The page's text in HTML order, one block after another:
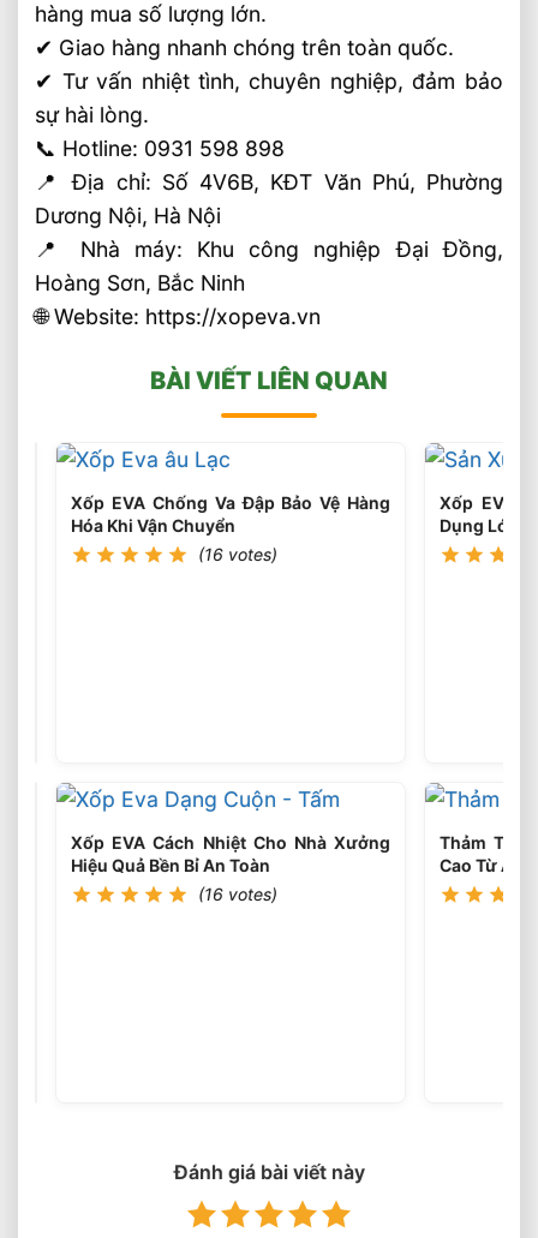
hàng mua số lượng lớn.
✔ Giao hàng nhanh chóng trên toàn quốc.
✔ Tư vấn nhiệt tình, chuyên nghiệp, đảm bảo
sự hài lòng.
📞 Hotline: 0931 598 898
📍 Địa chỉ: Số 4V6B, KĐT Văn Phú, Phường
Dương Nội, Hà Nội
📍 Nhà máy: Khu công nghiệp Đại Đồng,
Hoàng Sơn, Bắc Ninh
🌐 Website: https://xopeva.vn
BÀI VIẾT LIÊN QUAN
Lực
Cao
Nhà
Sản
Xuất
Xốp EVA Chống Va Đập Bảo Vệ Hàng
Hóa Khi Vận Chuyển
(16 votes)
Xốp EVA Cách Nhiệt Cho Nhà Xưởng
Hiệu Quả Bền Bỉ An Toàn
(16 votes)
Xốp EVA
Dụng Lót
Thảm Thể
Cao Từ Âu
Đánh giá bài viết này